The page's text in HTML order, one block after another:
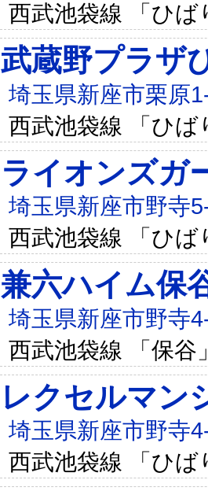
西武池袋線 「ひ
武蔵野プラザ
埼玉県新座市栗原
西武池袋線 「ひ
ライオンズガ
埼玉県新座市野寺
西武池袋線 「ひ
兼六ハイム保
埼玉県新座市野寺
西武池袋線 「保谷
レクセルマン
埼玉県新座市野寺
西武池袋線 「ひ